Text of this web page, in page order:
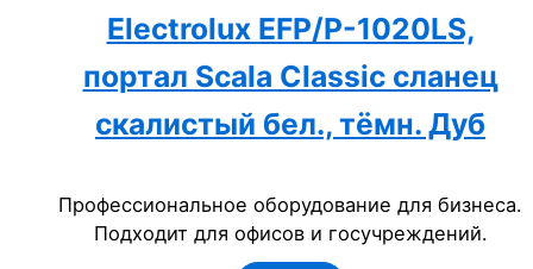
Electrolux EFP/P-1020LS,
портал Scala Classic сланец
скалистый бел., тёмн. Дуб
Профессиональное оборудование для бизнеса.
Подходит для офисов и госучреждений.